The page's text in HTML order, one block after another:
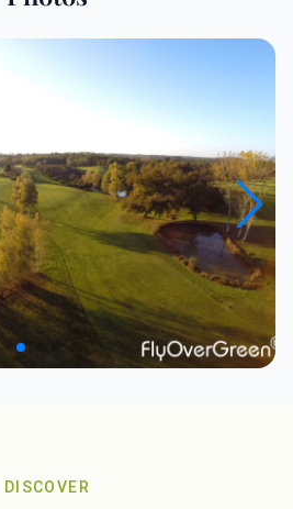
DISCOVER